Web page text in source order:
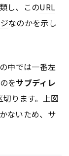
し、このURL
なのかを示し
の中では一番左
をサブディレ
ります。上図
ないため、サ